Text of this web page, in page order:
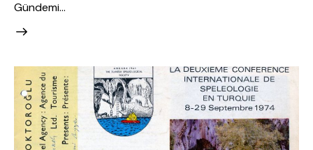
Gündemi…